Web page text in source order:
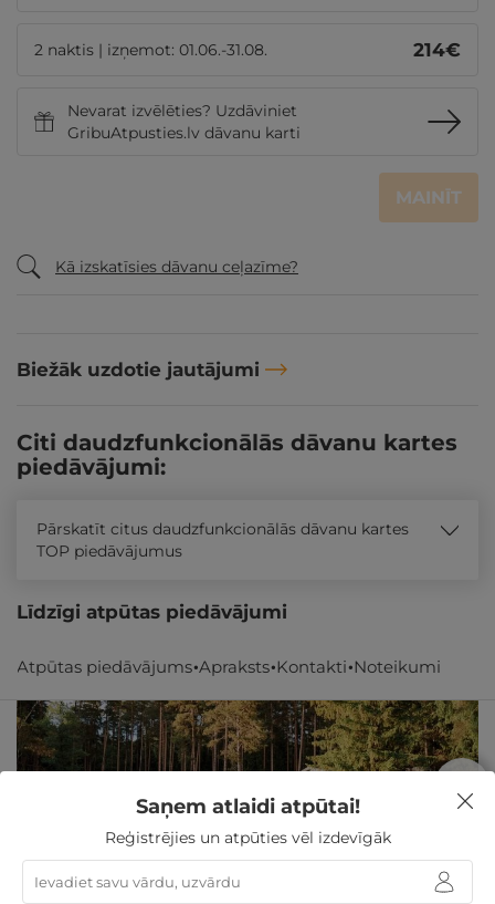
2 naktis | izņemot: 01.06.-31.08. 214€
Nevarat izvēlēties? Uzdāviniet
GribuAtpusties.lv dāvanu karti
MAINĪT
Kā izskatīsies dāvanu ceļazīme?
Biežāk uzdotie jautājumi
Atpūtas piedāvājums Apraksts Kontakti Noteikumi
Citi daudzfunkcionālās dāvanu kartes
piedāvājumi:
Pārskatīt citus daudzfunkcionālās dāvanu kartes
TOP piedāvājumus
Līdzīgi atpūtas piedāvājumi
Saņem atlaidi atpūtai!
Reģistrējies un atpūties vēl izdevīgāk